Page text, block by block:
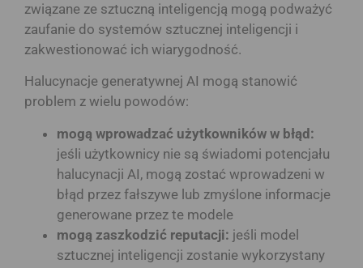
związane ze sztuczną inteligencją mogą podważyć
zaufanie do systemów sztucznej inteligencji i
zakwestionować ich wiarygodność.
Halucynacje generatywnej AI mogą stanowić
problem z wielu powodów:
mogą wprowadzać użytkowników w błąd:
jeśli użytkownicy nie są świadomi potencjału
halucynacji AI, mogą zostać wprowadzeni w
błąd przez fałszywe lub zmyślone informacje
generowane przez te modele
mogą zaszkodzić reputacji: jeśli model
sztucznej inteligencji zostanie wykorzystany